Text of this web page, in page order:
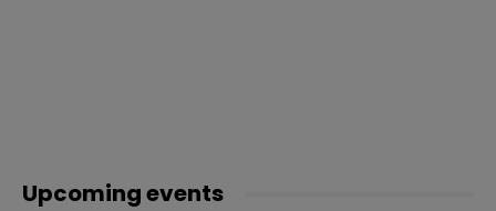
Upcoming events